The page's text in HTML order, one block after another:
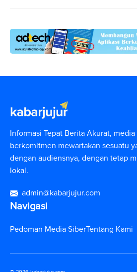
Informasi Tepat Berita Akurat,
berkomitmen mewartakan sesuatu
dengan audiensnya, dengan tetap
lokal.
admin@kabarjujur.com
Navigasi
Pedoman Media SiberTentang Kami